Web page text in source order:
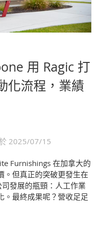
用 Ragic 打
化流程，業績
2025/07/15
Furnishings 在加拿大的
。但真正的突破更發生在
發展的瓶頸：人工作業
。最終成果呢？營收足足